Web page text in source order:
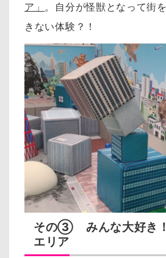
ア」 。 自分が怪獣となって街
きない体験？！
その③ みんな大好き
エリア